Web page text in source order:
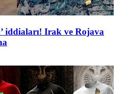
iddiaları! Irak ve Rojava